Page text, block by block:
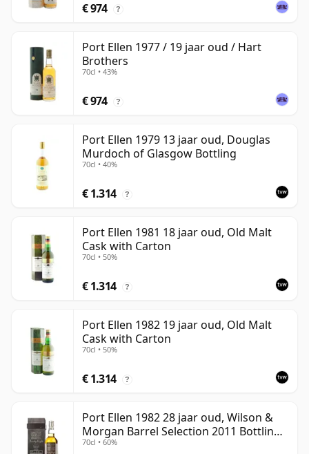
€ 974 ?
Port Ellen 1977 / 19 jaar oud / Hart
Brothers
70cl • 43%
€ 974 ?
Port Ellen 1979 13 jaar oud, Douglas
Murdoch of Glasgow Bottling
70cl • 40%
€ 1.314 ?
Port Ellen 1981 18 jaar oud, Old Malt
Cask with Carton
70cl • 50%
€ 1.314 ?
Port Ellen 1982 19 jaar oud, Old Malt
Cask with Carton
70cl • 50%
€ 1.314 ?
Port Ellen 1982 28 jaar oud, Wilson &
Morgan Barrel Selection 2011 Bottling
with Box
70cl • 60%